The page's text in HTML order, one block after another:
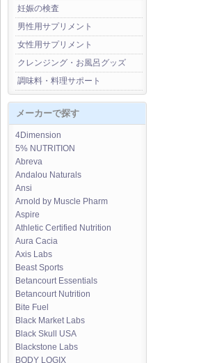
妊娠の検査
男性用サプリメント
女性用サプリメント
クレンジング・お風呂グッズ
調味料・料理サポート
メーカーで探す
4Dimension
5% NUTRITION
Abreva
Andalou Naturals
Ansi
Arnold by Muscle Pharm
Aspire
Athletic Certified Nutrition
Aura Cacia
Axis Labs
Beast Sports
Betancourt Essentials
Betancourt Nutrition
Bite Fuel
Black Market Labs
Black Skull USA
Blackstone Labs
BODY LOGIX